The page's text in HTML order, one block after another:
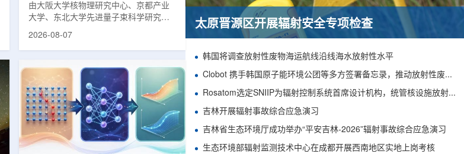
由大阪大学核物理研究中心、京都产业
大学、东北大学先进量子束科学研究中
台湾中央研究院和加拿大萨斯喀彻温大
LEPS2/Solenoid合作组，首次利用光子
束实验观测到含有反K介子的原子核。这
一成果为确认反K介子原子核的存在提供
了新的实验证据，也为理解高密度核物
质和中性子星内部结构提供了重要线
索。研究团队在日本兵库县大型同步辐
射设施SP...
2026-08-07
太原晋源区开展辐射安全专项检查
韩国将调查放射性废物海运航线沿线海水放射性水平
Clobot 携手韩国原子能环境公团等多方签署备忘录，推动放射性废物安全管理多机型机器人示范
Rosatom选定SNIIP为辐射控制系统首席设计机构，统管核设施放射仪表标准化与进口替代保障
吉林开展辐射事故综合应急演习
吉林省生态环境厅成功举办“平安吉林-2026”辐射事故综合应急演习
生态环境部辐射监测技术中心在成都开展西南地区实地上岗考核